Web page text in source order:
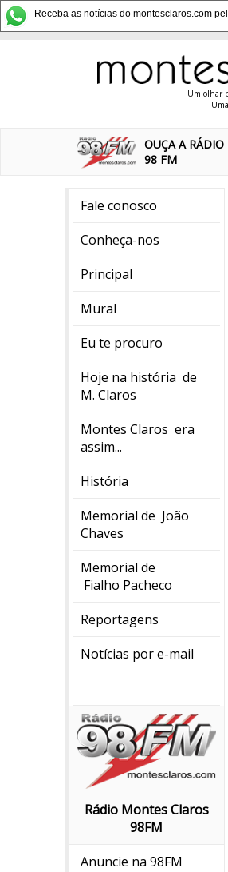
Receba as notícias do montesclaros.com
Um olhar
OUÇA A RÁDIO
98 FM
Fale conosco
Conheça-nos
Principal
Mural
Eu te procuro
Hoje na história de
M. Claros
Montes Claros era
assim...
História
Memorial de João
Chaves
Memorial de
Fialho Pacheco
Reportagens
Notícias por e-mail
Rádio Montes Claros
98FM
Anuncie na 98FM